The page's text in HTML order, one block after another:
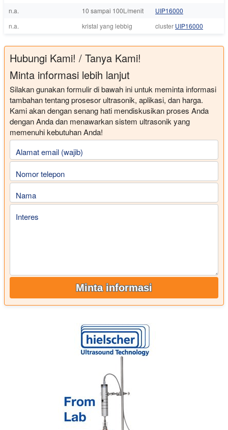
n.a.
10 sampai 100L/menit
UIP16000
n.a.
kristal yang lebbig cluster UIP16000
Hubungi Kami! / Tanya Kami!
Minta informasi lebih lanjut
Silakan gunakan formulir di bawah ini untuk meminta informasi
tambahan tentang prosesor ultrasonik, aplikasi, dan harga.
Kami akan dengan senang hati mendiskusikan proses Anda
dengan Anda dan menawarkan sistem ultrasonik yang
memenuhi kebutuhan Anda!
Alamat email (wajib)
Nomor telepon
Nama
Interes
Minta informasi